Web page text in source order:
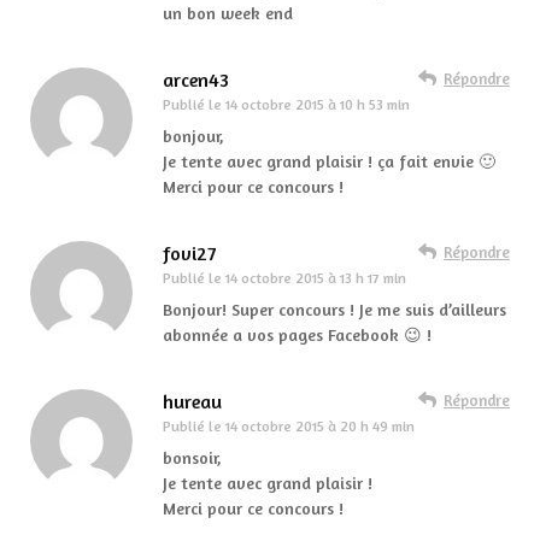
un bon week end
arcen43
Publié le 14 octobre 2015 à 10 h 53 min
Répondre
bonjour,
Je tente avec grand plaisir ! ça fait envie 🙂
Merci pour ce concours !
fovi27
Publié le 14 octobre 2015 à 13 h 17 min
Répondre
Bonjour! Super concours ! Je me suis d’ailleurs
abonnée a vos pages Facebook 😉 !
hureau
Publié le 14 octobre 2015 à 20 h 49 min
Répondre
bonsoir,
Je tente avec grand plaisir !
Merci pour ce concours !